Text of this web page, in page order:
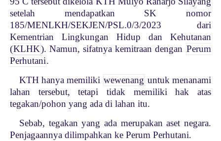
setelah mendapatkan SK nomor
185/MENLKH/SEKJEN/PSL.0/3/2023 dari
Kementrian Lingkungan Hidup dan Kehutanan
(KLHK). Namun, sifatnya kemitraan dengan Perum
Perhutani.
KTH hanya memiliki wewenang untuk menanami
lahan tersebut, tetapi tidak memiliki hak atas
tegakan/pohon yang ada di lahan itu.
Sebab, tegakan yang ada merupakan aset negara.
Penjagaannya dilimpahkan ke Perum Perhutani.